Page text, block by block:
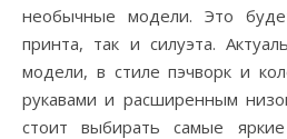
необычные модели. Это
принта, так и силуэта.
модели, в стиле пэчворк и
рукавами и расширенным
стоит выбирать самые